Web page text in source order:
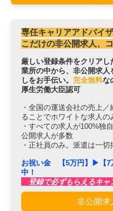
専任キャリアアドバイ
こだけの非公開求人、
厳しい登録条件をクリア
業所の中から、非公開求
しをお手伝い。 完全無料な
厚生労働大臣認可
・全国の運送会社の売上
ることでホワイトな求人
・すべての求人が100%独
公開求人が多数
・正社員のみ。派遣は一切
お祝い金 【5万円】▶︎【7
中！
登録で必ずもらえるキ
非公開求